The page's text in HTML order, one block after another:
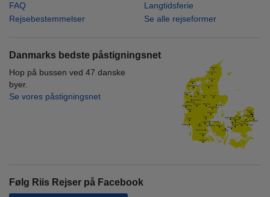
FAQ
Rejsebestemmelser
Langtidsferie
Se alle rejseformer
Danmarks bedste påstigningsnet
Hop på bussen ved 47 danske
byer.
Se vores påstigningsnet
Følg Riis Rejser på Facebook